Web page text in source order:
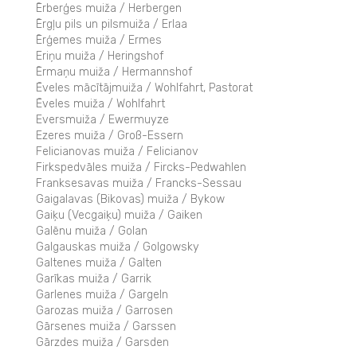
Ērberģes muiža / Herbergen
Ērgļu pils un pilsmuiža / Erlaa
Ērģemes muiža / Ermes
Eriņu muiža / Heringshof
Ērmaņu muiža / Hermannshof
Ēveles mācītājmuiža / Wohlfahrt, Pastorat
Ēveles muiža / Wohlfahrt
Eversmuiža / Ewermuyze
Ezeres muiža / Groß-Essern
Felicianovas muiža / Felicianov
Firkspedvāles muiža / Fircks-Pedwahlen
Franksesavas muiža / Francks-Sessau
Gaigalavas (Bikovas) muiža / Bykow
Gaiķu (Vecgaiķu) muiža / Gaiken
Galēnu muiža / Golan
Galgauskas muiža / Golgowsky
Galtenes muiža / Galten
Garīkas muiža / Garrik
Garlenes muiža / Gargeln
Garozas muiža / Garrosen
Gārsenes muiža / Garssen
Gārzdes muiža / Garsden